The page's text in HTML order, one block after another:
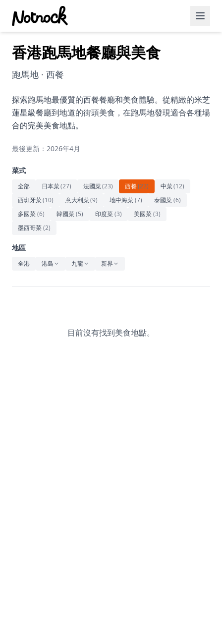
精選活動
博客文章
約會好去處
美食佳餚
藝術文化
休閒
音樂
香港跑馬地餐廳與美食
跑馬地 · 西餐
探索跑馬地最優質的西餐餐廳和美食體驗。從精緻的米芝
蓮星級餐廳到地道的街頭美食，在跑馬地發現適合各種場
合的完美美食地點。
最後更新：2026年4月
菜式
全部 日本菜(27) 法國菜(23) 西餐(22) 中菜(12)
西班牙菜(10) 意大利菜(9) 地中海菜(7) 泰國菜(6)
多國菜(6) 韓國菜(5) 印度菜(3) 美國菜(3)
墨西哥菜(2)
地區
全港 港島 九龍 新界
目前沒有找到美食地點。